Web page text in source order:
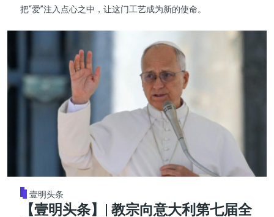
把“爱”注入点心之中，让这门工艺成为新的使命。
壹明头条
【壹明头条】| 教宗向意大利第七届全